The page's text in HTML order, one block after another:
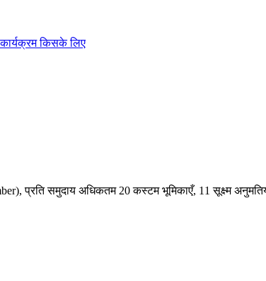
कार्यक्रमकिसके लिए
प्रति समुदाय अधिकतम 20 कस्टम भूमिकाएँ, 11 सूक्ष्म